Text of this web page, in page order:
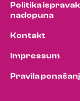
Politika
nadopuna
Kontakt
Impressum
Pravila